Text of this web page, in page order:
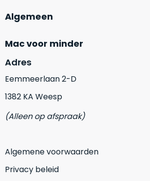
Algemeen
Mac voor minder
Adres
Eemmeerlaan 2-D
1382 KA Weesp
(Alleen op afspraak)
Algemene voorwaarden
Privacy beleid
behuizing
verkeert
staat,
zonder
Alleen
topconditie
nemen